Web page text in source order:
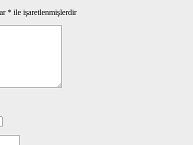
* ile işaretlenmişlerdir